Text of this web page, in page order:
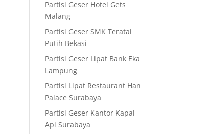
Partisi Geser Hotel Gets
Malang
Partisi Geser SMK Teratai
Putih Bekasi
Partisi Geser Lipat Bank Eka
Lampung
Partisi Lipat Restaurant Han
Palace Surabaya
Partisi Geser Kantor Kapal
Api Surabaya